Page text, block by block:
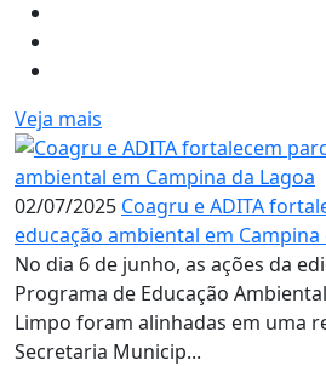
Veja mais
02/07/2025 Coagru e ADITA
educação ambiental em Campina
No dia 6 de junho, as ações da
Programa de Educação
Limpo foram alinhadas em uma
Secretaria Municip...